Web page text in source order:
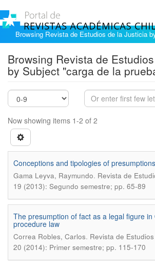
Browsing Revista de Estudios de la Justicia
Browsing Revista de
by Subject "carga de la
Now showing items 1-2 of 2
Conceptions and tipologies of
Gama Leyva, Raymundo. Revista de
19 (2013): Segundo semestre; pp. 65-89
The presumption of fact as a legal figure in
procedure law
Correa Robles, Carlos. Revista de
20 (2014): Primer semestre; pp. 115-170